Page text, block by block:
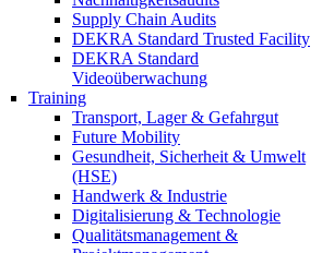
Supply Chain Audits
DEKRA Standard Trusted Facility
DEKRA Standard
Videoüberwachung
Training
Transport, Lager & Gefahrgut
Future Mobility
Gesundheit, Sicherheit & Umwelt
(HSE)
Handwerk & Industrie
Digitalisierung & Technologie
Qualitätsmanagement &